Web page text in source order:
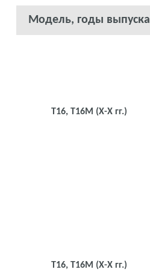
Модель, годы выпуска
Т16, Т16М (Х-Х гг.)
Т16, Т16М (Х-Х гг.)